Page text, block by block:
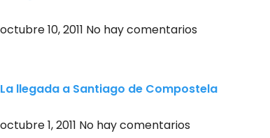
octubre 10, 2011 No hay comentarios
La llegada a Santiago de Compostela
octubre 1, 2011 No hay comentarios